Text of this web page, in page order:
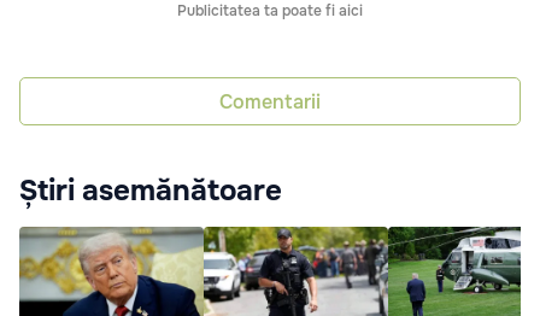
Publicitatea ta poate fi aici
Comentarii
Știri asemănătoare